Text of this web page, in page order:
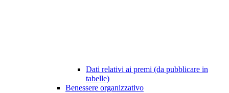
Dati relativi ai premi (da pubblicare in
tabelle)
Benessere organizzativo